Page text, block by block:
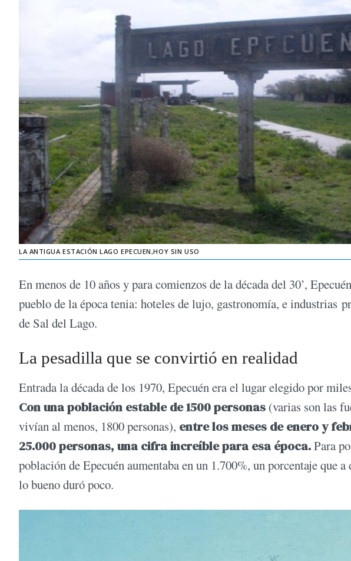
LA ANTIGUA ESTACIÓN LAGO EPECUEN,HOY SIN USO
En menos de 10 años y para comienzos de la década del 30’,
pueblo de la época tenia: hoteles de lujo, gastronomía, e industrias
de Sal del Lago.
La pesadilla que se convirtió en realidad
Entrada la década de los 1970, Epecuén era el lugar elegido por
Con una población estable de 1500 personas (varias son las
vivían al menos, 1800 personas), entre los meses de enero y
25.000 personas, una cifra increíble para esa época.Para
población de Epecuén aumentaba en un 1.700%, un porcentaje que
lo bueno duró poco.